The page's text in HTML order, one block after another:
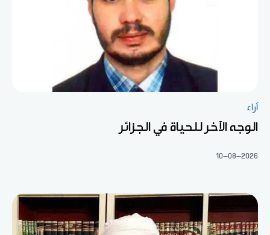
آراء
الوجه الآخر للحياة في الجزائر
10-08-2026